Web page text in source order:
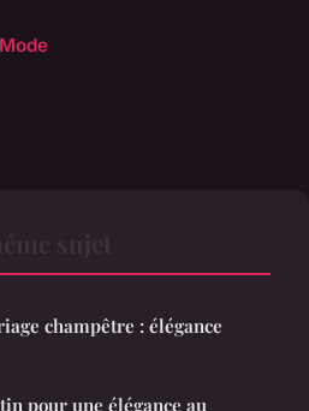
champêtre : élégance
pour une élégance au